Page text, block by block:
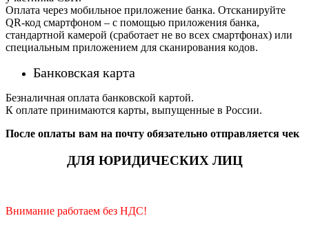
Оплата через мобильное приложение банка. Отсканируйте
QR-код смартфоном – с помощью приложения банка,
стандартной камерой (сработает не во всех смартфонах) или
специальным приложением для сканирования кодов.
Банковская карта
Безналичная оплата банковской картой.
К оплате принимаются карты, выпущенные в России.
После оплаты вам на почту обязательно отправляется чек
ДЛЯ ЮРИДИЧЕСКИХ ЛИЦ
Внимание работаем без НДС!